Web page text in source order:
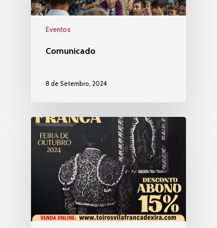
Eventos
Comunicado
8 de Setembro, 2024